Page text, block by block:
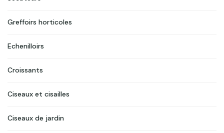
Greffoirs horticoles
Echenilloirs
Croissants
Ciseaux et cisailles
Ciseaux de jardin